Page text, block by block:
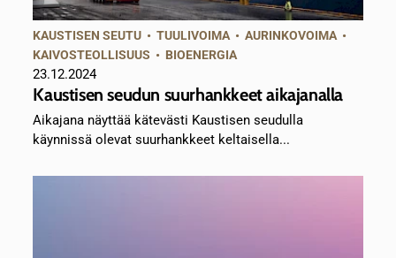
KAUSTISEN SEUTU •TUULIVOIMA •AURINKOVOIMA •
KAIVOSTEOLLISUUS • BIOENERGIA
23.12.2024
Kaustisen seudun suurhankkeet aikajanalla
Aikajana näyttää kätevästi Kaustisen seudulla
käynnissä olevat suurhankkeet keltaisella...